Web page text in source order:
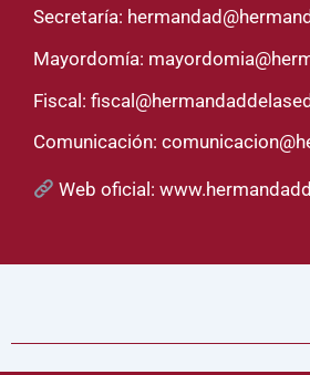
Secretaría:
Mayordomía:
Fiscal:
Comunicación:
Web oficial: